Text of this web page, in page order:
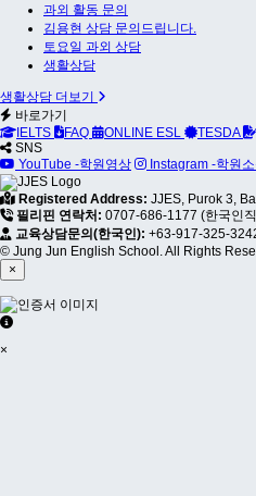
과외 활동 문의
김용현 상담 문의드립니다.
토요일 과외 상담
생활상담
생활상담 더보기
바로가기
IELTS
FAQ ONLINE ESL TESDA
SNS
YouTube -학원영상
Instagram -학원소
Registered Address: JJES, Purok 3,
필리핀 연락처: 0707-686-1177 (한국인
교육상담문의(한국인): +63-917-325-
© Jung Jun English School. All Rights
×
×